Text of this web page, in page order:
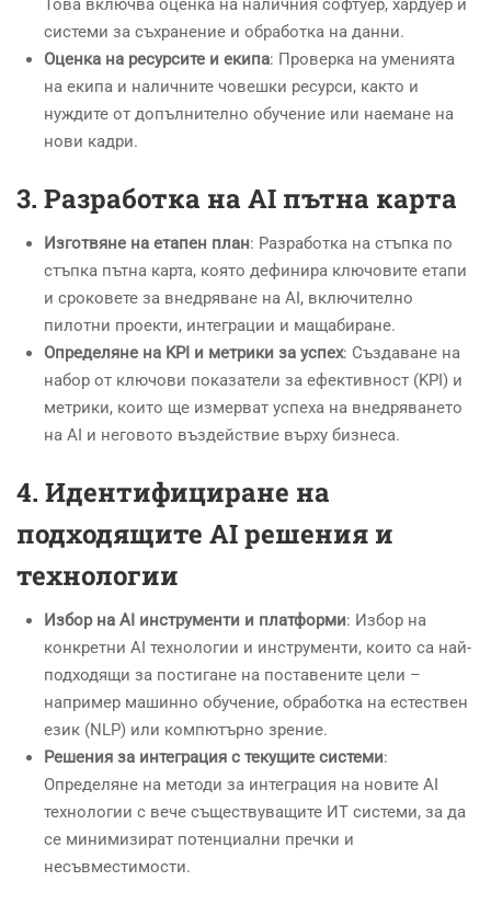
Това включва оценка на наличния софтуер, хардуер и
системи за съхранение и обработка на данни.
Оценка на ресурсите и екипа: Проверка на уменията
на екипа и наличните човешки ресурси, както и
нуждите от допълнително обучение или наемане на
нови кадри.
3. Разработка на AI пътна карта
Изготвяне на етапен план: Разработка на стъпка по
стъпка пътна карта, която дефинира ключовите етапи
и сроковете за внедряване на AI, включително
пилотни проекти, интеграции и мащабиране.
Определяне на KPI и метрики за успех: Създаване на
набор от ключови показатели за ефективност (KPI) и
метрики, които ще измерват успеха на внедряването
на AI и неговото въздействие върху бизнеса.
4. Идентифициране на
подходящите AI решения и
технологии
Избор на AI инструменти и платформи: Избор на
конкретни AI технологии и инструменти, които са най-
подходящи за постигане на поставените цели –
например машинно обучение, обработка на естествен
език (NLP) или компютърно зрение.
Решения за интеграция с текущите системи:
Определяне на методи за интеграция на новите AI
технологии с вече съществуващите ИТ системи, за да
се минимизират потенциални пречки и
несъвместимости.